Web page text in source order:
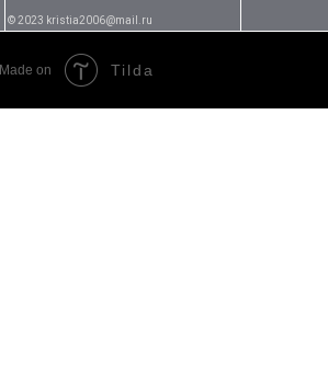
© 2023 kristia2006@mail.ru
Made on Tilda